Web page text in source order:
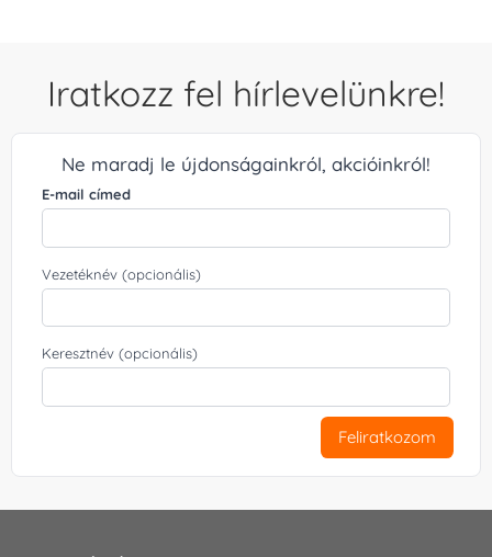
Iratkozz fel hírlevelünkre!
Ne maradj le újdonságainkról, akcióinkról!
E-mail címed
Vezetéknév (opcionális)
Keresztnév (opcionális)
Feliratkozom